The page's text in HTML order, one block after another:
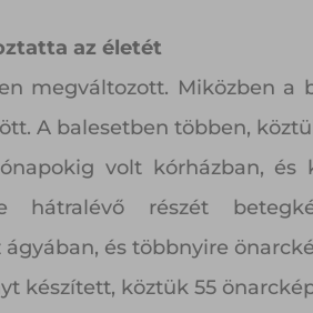
az életét
megváltozott. Miközben a
A balesetben többen,
volt kórházban,
hátralévő részét
és többnyire
készített, köztük 55